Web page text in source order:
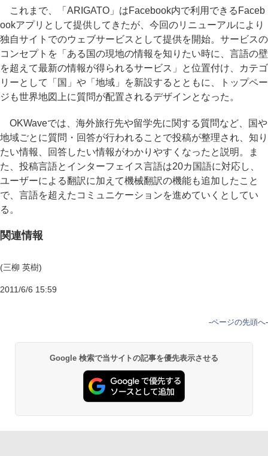
これまで、「ARIGATO」はFacebook内で利用できるFaceb
ookアプリとして提供してきたが、今回のリニューアルにより
独自サイトでのウェブサービスとして提供を開始。サービスの
コンセプトを「ある国の現地の情報を知りたい時に、言語の壁
を超えて最新の情報が得られるサービス」と位置付け、カテゴ
リーとして「国」や「地域」を新設するとともに、トップペー
ジも世界地図上に質問が配置されるデザインとなった。
OKWaveでは、海外旅行先や留学先に関する質問など、国や
地域ごとに質問・回答が行われることで投稿が整理され、知り
たい情報、回答したい情報がわかりやすくなったと説明。ま
た、投稿言語とインターフェイス言語は20カ国語に対応し、
ユーザーによる翻訳に加えて機械翻訳の機能も追加したこと
で、言語を超えたコミュニケーションを進めていくとしてい
る。
関連情報
(三柳 英樹)
2011/6/6 15:59
-ページの先頭へ-
Google 検索で当サイトの記事を優先表示させる